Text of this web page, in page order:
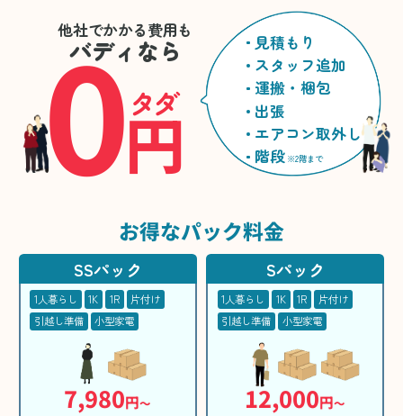
他社でかかる費用も
バディなら
0円
タダ
見積もり
スタッフ追加
運搬・梱包
出張
エアコン取外し
階段 ※2階まで
お得なパック料金
SSパック
1人暮らし 1K 1R
片付け
引越し準備
小型家電
7,980円〜
Sパック
1人暮らし 1K 1R
片付け
引越し準備
小型家電
12,000円〜